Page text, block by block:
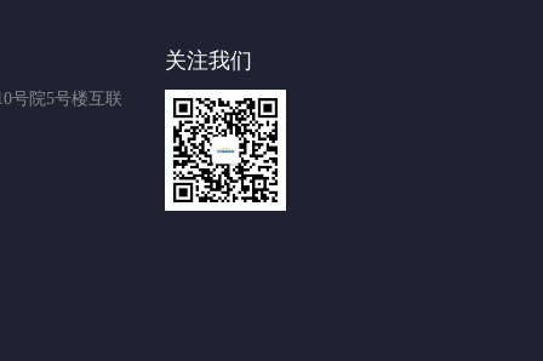
关注我们
号院5号楼互联